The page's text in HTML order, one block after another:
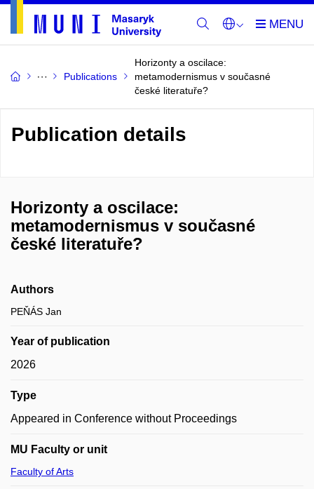
Publications
Horizonty a oscilace:
metamodernismus v současné
české literatuře?
Publication details
Horizonty a oscilace:
metamodernismus v současné
české literatuře?
Authors
PEŇÁS Jan
Year of publication
2026
Type
Appeared in Conference without Proceedings
MU Faculty or unit
Faculty of Arts